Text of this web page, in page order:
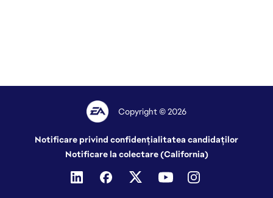
Copyright © 2026
Notificare privind confidențialitatea candidaților
Notificare la colectare (California)